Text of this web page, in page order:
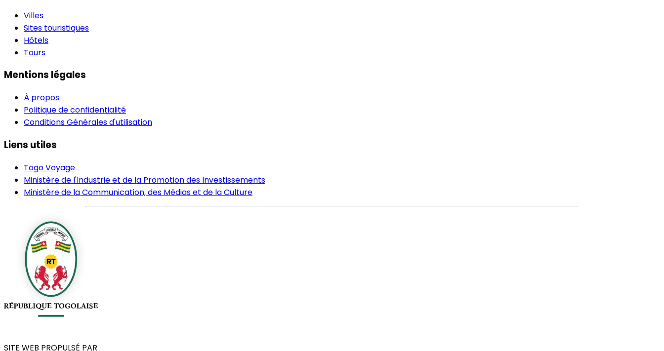
Villes
Sites touristiques
Hôtels
Tours
Mentions légales
À propos
Politique de confidentialité
Conditions Générales d'utilisation
Liens utiles
Togo Voyage
Ministère de l'Industrie et de la Promotion des Investissements
Ministère de la Communication, des Médias et de la Culture
SITE WEB PROPULSÉ PAR